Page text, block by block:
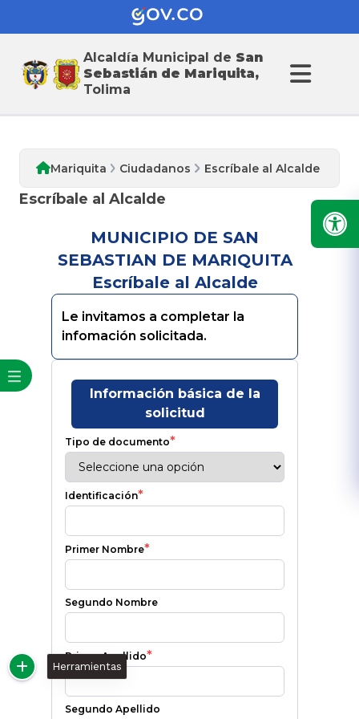
Alcaldía Municipal de San
Sebastián de Mariquita,
Tolima
Ciudadanos
Mariquita Ciudadanos Escríbale al Alcalde
Escríbale al Alcalde
Herramientas